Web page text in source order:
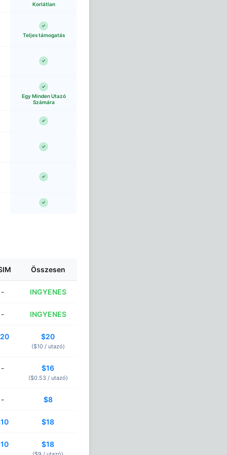
Korlátlan
Teljes támogatás
Egy Minden Utazó
Számára
Összesen
- INGYENES
- INGYENES
$20
($10 / utazó)
- $16
($0.53 / utazó)
- $8
$18
$18